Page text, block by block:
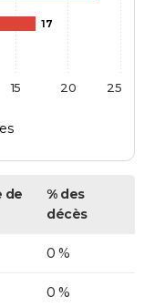
17
15 20 25
de
% des
décès
0 %
0 %